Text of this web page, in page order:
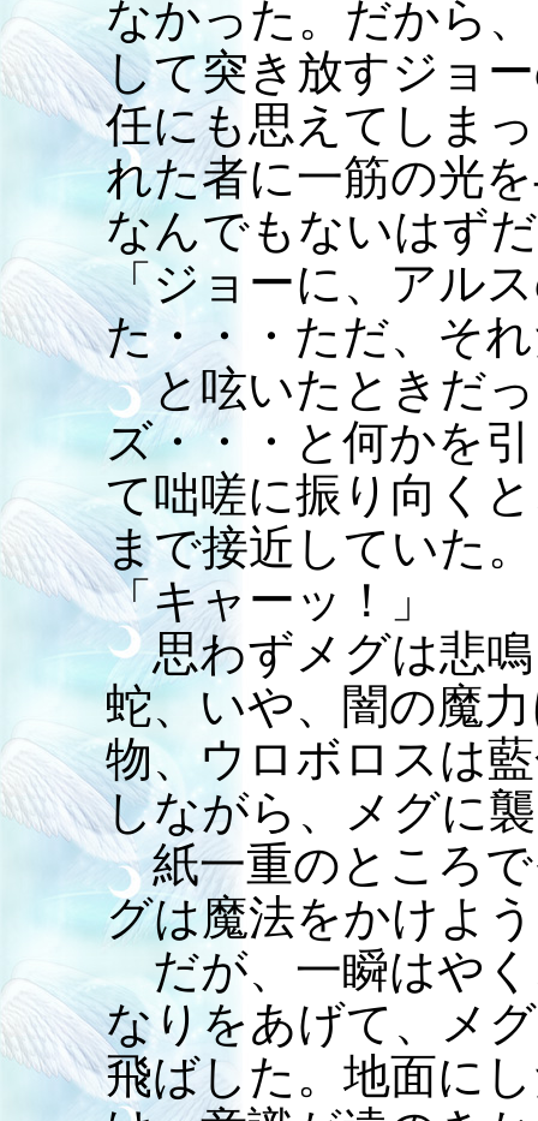
なかった。だから
して突き放すジョ
任にも思えてしま
れた者に一筋の光
なんでもないはず
「ジョーに、アル
た・・・ただ、そ
と呟いたときだっ
ズ・・・と何かを
て咄嗟に振り向く
まで接近していた。
「キャーッ！」
思わずメグは悲鳴
蛇、いや、闇の魔
物、ウロボロスは
しながら、メグに
紙一重のところで
グは魔法をかけよ
だが、一瞬はや
なりをあげて、メ
飛ばした。地面に